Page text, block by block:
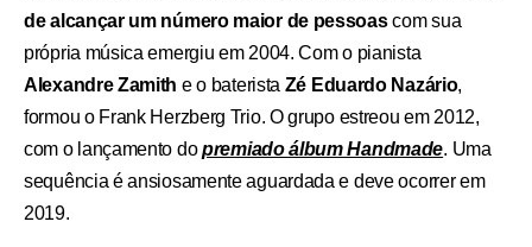
de alcançar um número maior de pessoascom sua
própria música emergiu em 2004. Com o pianista
Alexandre Zamith e o baterista Zé Eduardo Nazário,
formou o Frank Herzberg Trio. O grupo estreou em 2012,
com o lançamento dopremiado álbum Handmade. Uma
sequência é ansiosamente aguardada e deve ocorrer em
2019.